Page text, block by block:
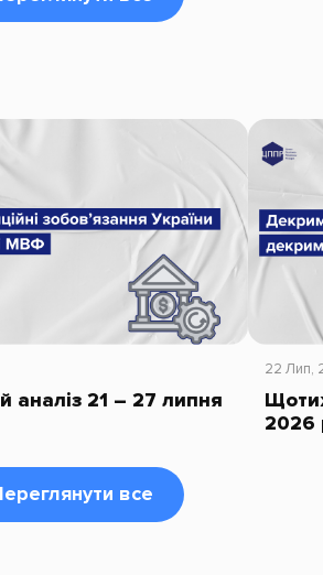
аналіз 21 – 27 липня
22 Лип,
2026
все